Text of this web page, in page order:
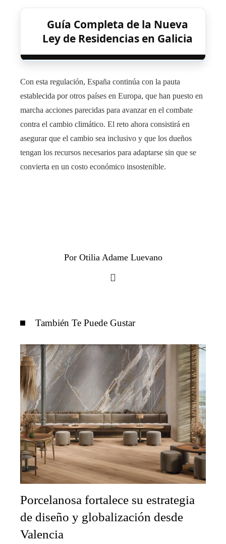
Guía Completa de la Nueva
Ley de Residencias en Galicia
Con esta regulación, España continúa con la pauta
establecida por otros países en Europa, que han puesto en
marcha acciones parecidas para avanzar en el combate
contra el cambio climático. El reto ahora consistirá en
asegurar que el cambio sea inclusivo y que los dueños
tengan los recursos necesarios para adaptarse sin que se
convierta en un costo económico insostenible.
Por Otilia Adame Luevano
También Te Puede Gustar
Porcelanosa fortalece su estrategia
de diseño y globalización desde
Valencia